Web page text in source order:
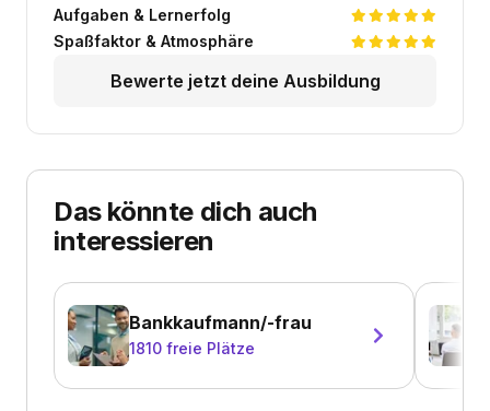
Aufgaben & Lernerfolg
Spaßfaktor & Atmosphäre
Bewerte jetzt deine Ausbildung
Das könnte dich auch
interessieren
Bankkaufmann/-frau
1810 freie Plätze